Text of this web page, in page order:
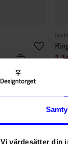
Vi värdesätter din
1